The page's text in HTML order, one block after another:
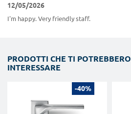
12/05/2026
I'm happy. Very friendly staff.
PRODOTTI CHE TI POTREBBERO
INTERESSARE
-40%